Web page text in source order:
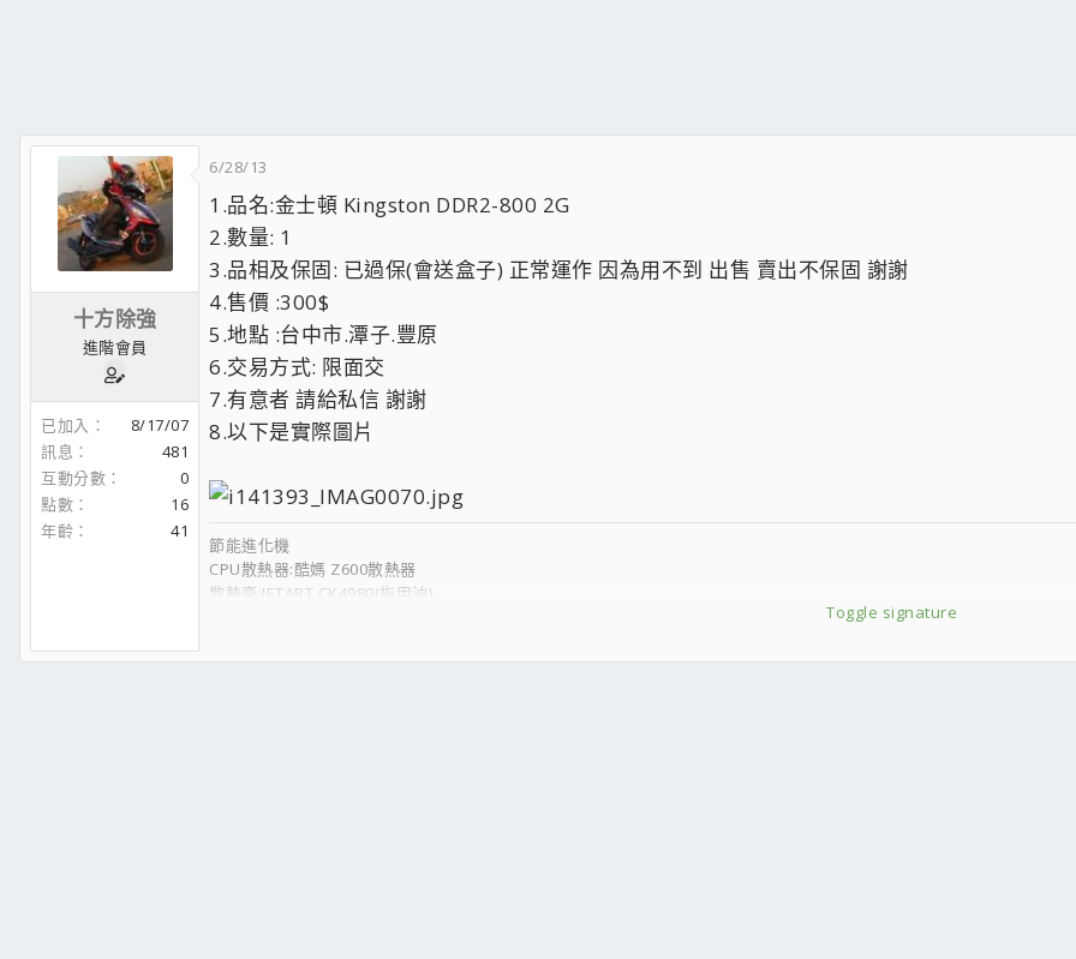
十方除強
進階會員
已加入
8/17/07
訊息
481
互動分數
0
點數
16
年齡
41
6/28/13
1.品名:金士頓 Kingston DDR2-800 2G
2.數量: 1
3.品相及保固: 已過保(會送盒子) 正常運作 因為用不到 出售 賣出不保固 謝謝
4.售價 :300$
5.地點 :台中市.潭子.豐原
6.交易方式: 限面交
7.有意者 請給私信 謝謝
8.以下是實際圖片
Toggle signature
節能進化機
CPU散熱器:酷媽 Z600散熱器
散熱膏:JETART CK4980(指甲油)
記憶體:海盜 力晶顆粒 DDR2 800 OC 940 1Gx2